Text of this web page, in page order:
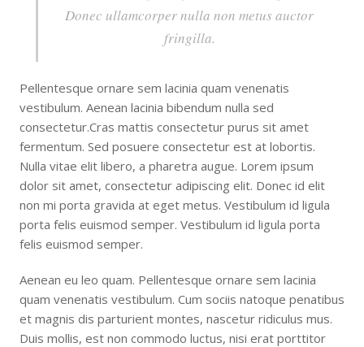
Donec ullamcorper nulla non metus auctor
fringilla.
Pellentesque ornare sem lacinia quam venenatis
vestibulum. Aenean lacinia bibendum nulla sed
consectetur.Cras mattis consectetur purus sit amet
fermentum. Sed posuere consectetur est at lobortis.
Nulla vitae elit libero, a pharetra augue. Lorem ipsum
dolor sit amet, consectetur adipiscing elit. Donec id elit
non mi porta gravida at eget metus. Vestibulum id ligula
porta felis euismod semper. Vestibulum id ligula porta
felis euismod semper.
Aenean eu leo quam. Pellentesque ornare sem lacinia
quam venenatis vestibulum. Cum sociis natoque penatibus
et magnis dis parturient montes, nascetur ridiculus mus.
Duis mollis, est non commodo luctus, nisi erat porttitor